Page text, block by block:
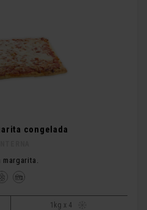
congelada
margarita.
1kg x 4